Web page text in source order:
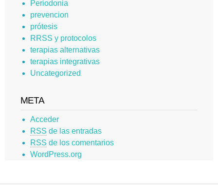
Periodonia
prevencion
prótesis
RRSS y protocolos
terapias alternativas
terapias integrativas
Uncategorized
META
Acceder
RSS de las entradas
RSS de los comentarios
WordPress.org